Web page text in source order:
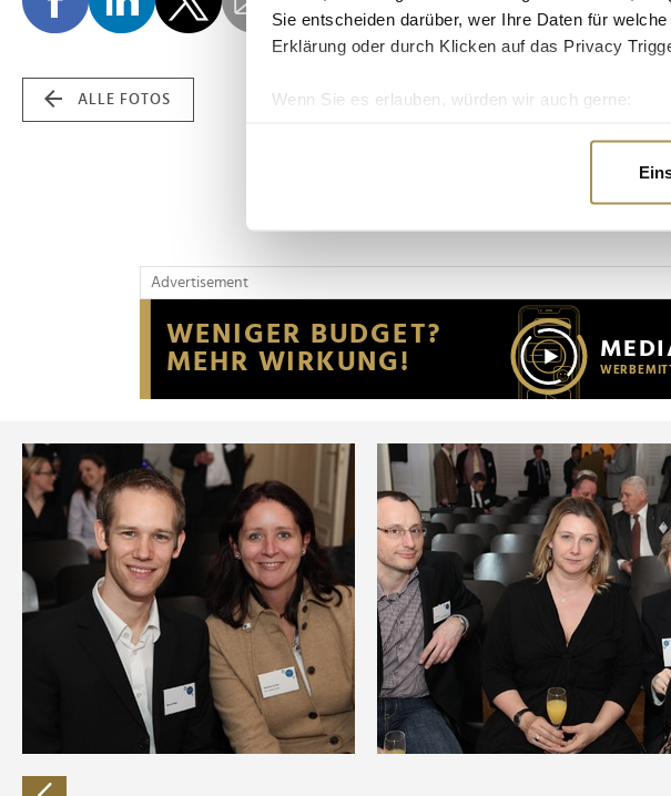
Sie entscheiden darüber, wer Ihre Daten für
Erklärung oder durch Klicken auf das Privacy
Wenn Sie es erlauben, würden wir auch gerne:
Erfahren Sie mehr darüber, wie Ihre persönlichen
Wir verwenden Cookies, um Inhalte und Anzeigen
Website an unsere Partner für soziale Medien,
möglicherweise mit weiteren Daten zusammen,
der Dienste gesammelt haben.
ALLE FOTOS
Advertisement